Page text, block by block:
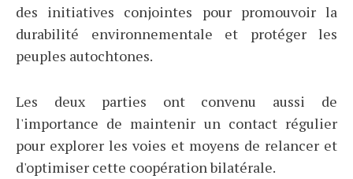
des initiatives conjointes pour promouvoir la
durabilité environnementale et protéger les
peuples autochtones.
Les deux parties ont convenu aussi de
l'importance de maintenir un contact régulier
pour explorer les voies et moyens de relancer et
d'optimiser cette coopération bilatérale.